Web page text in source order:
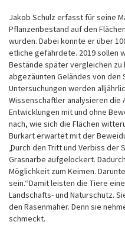
Jakob Schulz erfasst für seine
Pflanzenbestand auf den
wurden. Dabei konnte er über
etliche gefährdete. 2019 sollen
Bestände später vergleichen zu
abgezäunten Geländes von den
Untersuchungen werden
Wissenschaftler analysieren die
Entwicklungen mit und ohne
nach, wie sich die Flächen
Burkart erwartet mit der
„Durch den Tritt und Verbiss
Grasnarbe aufgelockert.
Möglichkeit zum Keimen.
sein.“ Damit leisten die Tiere
Landschafts- und Naturschutz.
den Rasenmäher. Denn sie
schmeckt.